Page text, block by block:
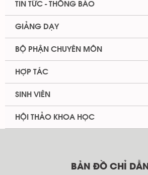
TIN TỨC - THÔNG BÁO
GIẢNG DẠY
BỘ PHẬN CHUYÊN MÔN
HỢP TÁC
SINH VIÊN
HỘI THẢO KHOA HỌC
BẢN ĐỒ CHỈ DẪN